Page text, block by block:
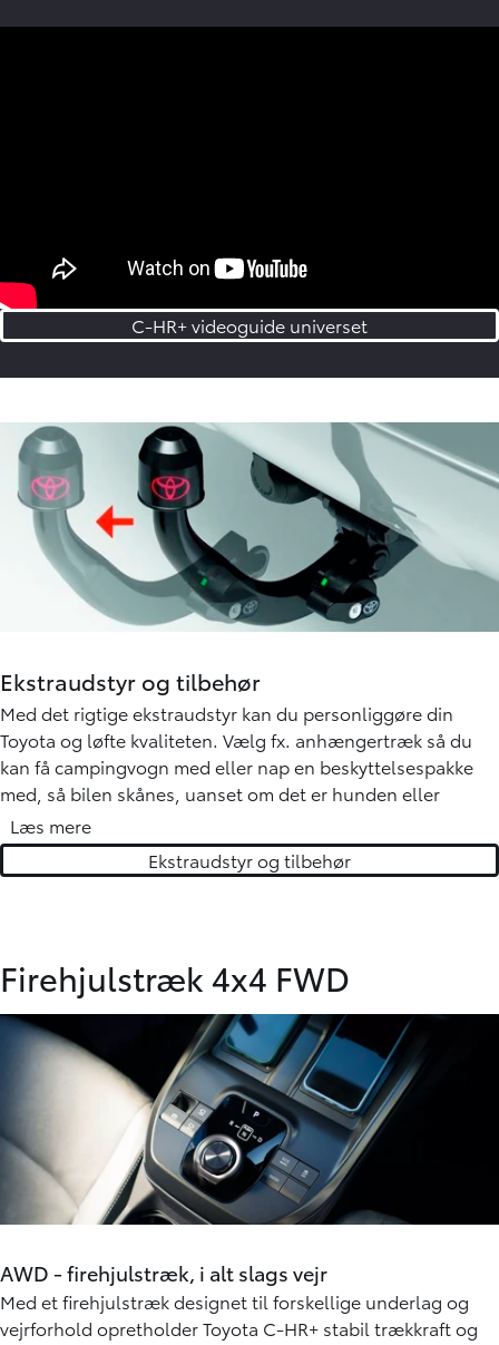
C-HR+ videoguide universet
Ekstraudstyr og tilbehør
Med det rigtige ekstraudstyr kan du personliggøre din
Toyota og løfte kvaliteten. Vælg fx. anhængertræk så du
kan få campingvogn med eller nap en beskyttelsespakke
med, så bilen skånes, uanset om det er hunden eller
sportsudstyret, der skal med.
Alt fås specielt designet og tilpasset lige præcis den Toyota
Læs mere
Ekstraudstyr og tilbehør
Firehjulstræk 4x4 FWD
AWD - firehjulstræk, i alt slags vejr
Med et firehjulstræk designet til forskellige underlag og
vejrforhold opretholder Toyota C-HR+ stabil trækkraft og